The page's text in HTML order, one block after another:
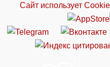
Сайт использует